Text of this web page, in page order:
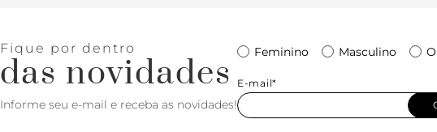
Fique por dentro
das novidades
Informe seu e-mail e receba as novidades!
Feminino Masculino
E-mail*